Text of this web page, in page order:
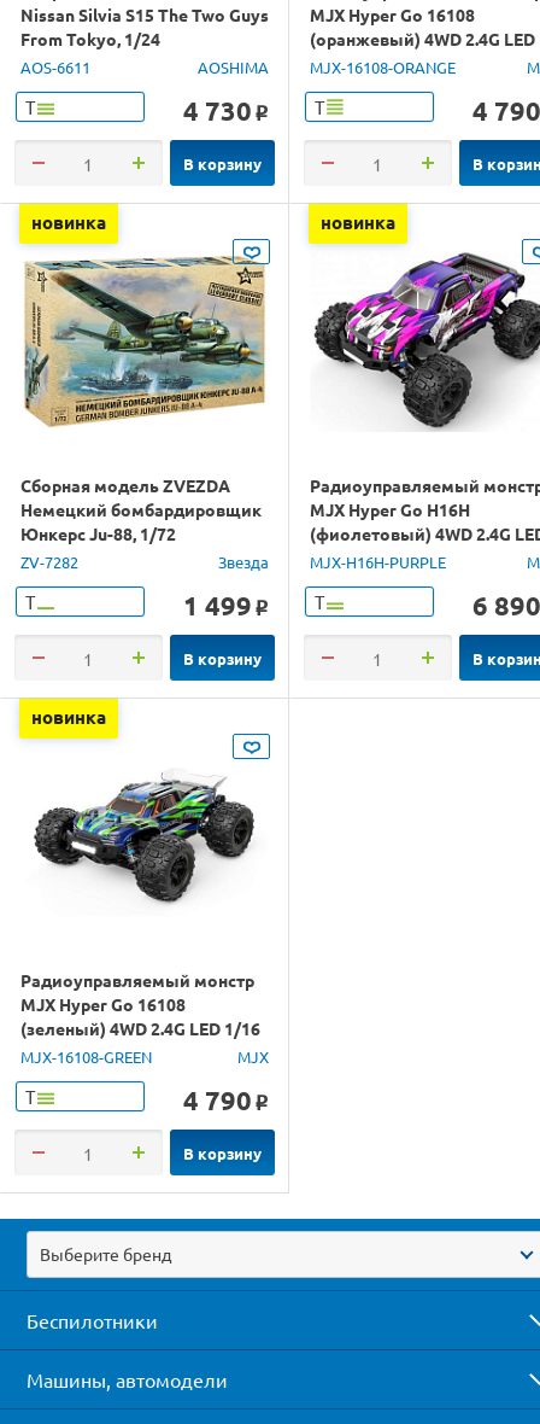
Nissan Silvia S15 The Two Guys
From Tokyo, 1/24
AOS-6611 AOSHIMA
Т 4 730 o
В корзину
MJX Hyper Go 16108
(оранжевый) 4WD 2.4G LED
1/16 RTR
MJX-16108-ORANGE
Т 4 790
В
новинка
Сборная модель ZVEZDA
Немецкий бомбардировщик
Юнкерс Ju-88, 1/72
ZV-7282 Звезда
Т 1 499 o
В корзину
новинка
Радиоуправляемый
MJX Hyper Go H16H
(фиолетовый) 4WD 2.4G
GPS 1/16 RTR
MJX-H16H-PURPLE
Т 6 890
В
новинка
Радиоуправляемый монстр
MJX Hyper Go 16108
(зеленый) 4WD 2.4G LED 1/16
RTR
MJX-16108-GREEN MJX
Т 4 790 o
В корзину
Выберите бренд
Беспилотники
Машины, автомодели